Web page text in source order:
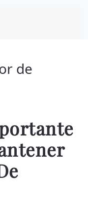
de